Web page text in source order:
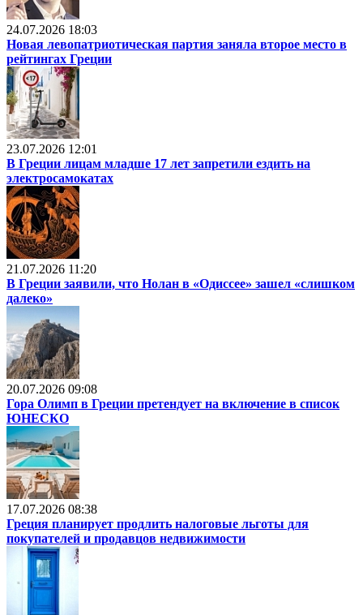
24.07.2026 18:03
Новая левопатриотическая партия заняла второе место в
рейтингах Греции
23.07.2026 12:01
В Греции лицам младше 17 лет запретили ездить на
электросамокатах
21.07.2026 11:20
В Греции заявили, что Нолан в «Одиссее» зашел «слишком
далеко»
20.07.2026 09:08
Гора Олимп в Греции претендует на включение в список
ЮНЕСКО
17.07.2026 08:38
Греция планирует продлить налоговые льготы для
покупателей и продавцов недвижимости